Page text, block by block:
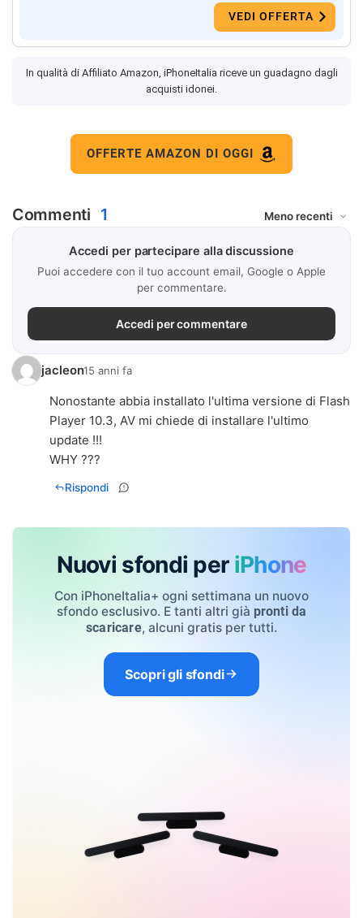
VEDI OFFERTA
In qualità di Affiliato Amazon, iPhoneItalia riceve un guadagno dagli
acquisti idonei.
OFFERTE AMAZON DI OGGI
Commenti 1
Accedi per partecipare alla discussione
Puoi accedere con il tuo account email, Google o Apple
per commentare.
Accedi per commentare
jacleon15 anni fa
Nonostante abbia installato l'ultima versione di Flash
Player 10.3, AV mi chiede di installare l'ultimo
update !!!
WHY ???
Rispondi
Nuovi sfondi per iPhone
Con iPhoneItalia+ ogni settimana un nuovo
sfondo esclusivo. E tanti altri già pronti da
scaricare, alcuni gratis per tutti.
Scopri gli sfondi